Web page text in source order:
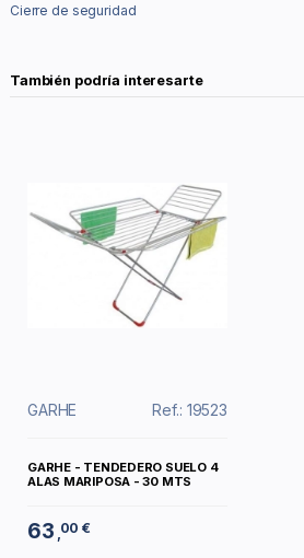
Cierre de seguridad
También podría interesarte
GARHE Ref.: 19523
GARHE - TENDEDERO SUELO 4
ALAS MARIPOSA - 30 MTS
63 00 €